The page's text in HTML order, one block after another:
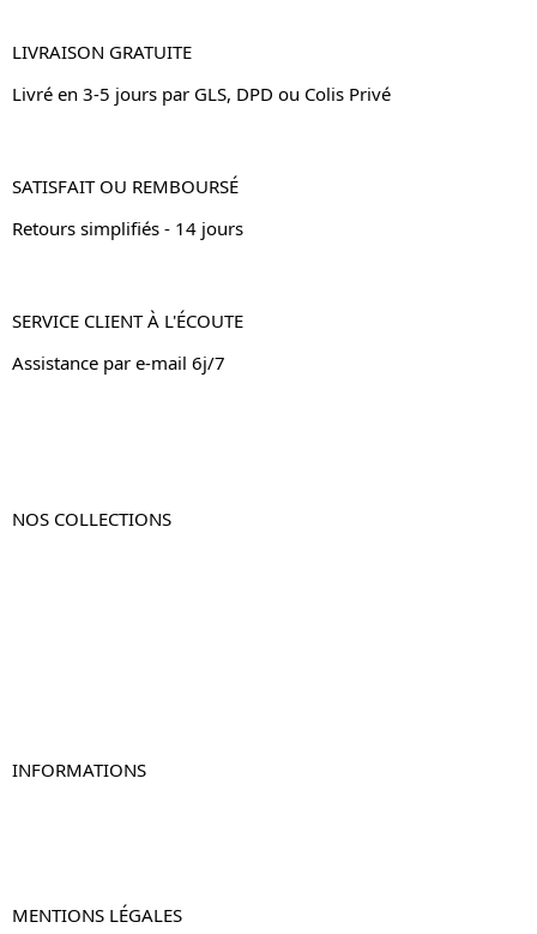
LIVRAISON GRATUITE
Livré en 3-5 jours par GLS, DPD ou Colis Privé
SATISFAIT OU REMBOURSÉ
Retours simplifiés - 14 jours
SERVICE CLIENT À L'ÉCOUTE
Assistance par e-mail 6j/7
NOS COLLECTIONS
INFORMATIONS
MENTIONS LÉGALES